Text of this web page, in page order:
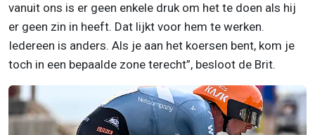
vanuit ons is er geen enkele druk om het te doen als hij
er geen zin in heeft. Dat lijkt voor hem te werken.
Iedereen is anders. Als je aan het koersen bent, kom je
toch in een bepaalde zone terecht”, besloot de Brit.